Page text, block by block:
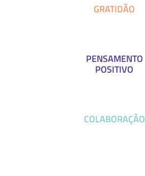
GRATIDÃO
PENSAMENTO
POSITIVO
COLABORAÇÃO